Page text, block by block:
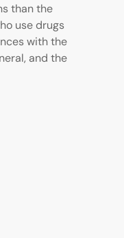
than the
use drugs
with the
and the